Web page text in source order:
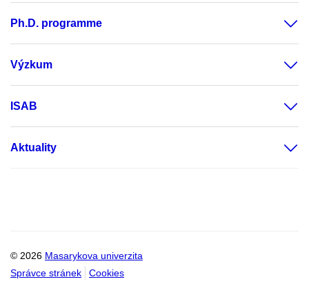
Ph.D. programme
Výzkum
ISAB
Aktuality
© 2026 Masarykova univerzita
Správce stránek
Cookies